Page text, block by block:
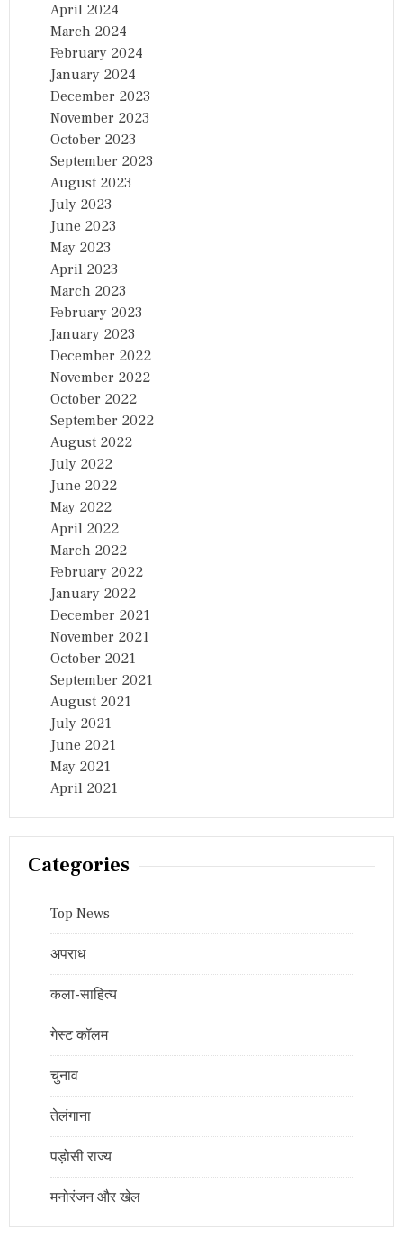
April 2024
March 2024
February 2024
January 2024
December 2023
November 2023
October 2023
September 2023
August 2023
July 2023
June 2023
May 2023
April 2023
March 2023
February 2023
January 2023
December 2022
November 2022
October 2022
September 2022
August 2022
July 2022
June 2022
May 2022
April 2022
March 2022
February 2022
January 2022
December 2021
November 2021
October 2021
September 2021
August 2021
July 2021
June 2021
May 2021
April 2021
Categories
Top News
अपराध
कला-साहित्य
गेस्ट कॉलम
चुनाव
तेलंगाना
पड़ोसी राज्य
मनोरंजन और खेल